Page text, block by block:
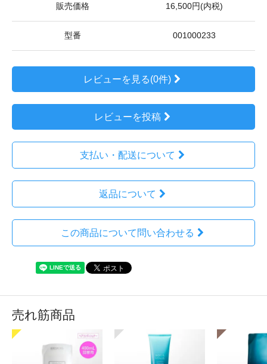
販売価格 16,500円(内税)
型番 001000233
レビューを見る(0件)
レビューを投稿
支払い・配送について
返品について
この商品について問い合わせる
売れ筋商品